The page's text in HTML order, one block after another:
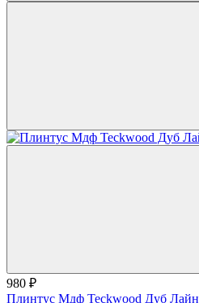
980 ₽
Плинтус Мдф Teckwood Дуб Лайн